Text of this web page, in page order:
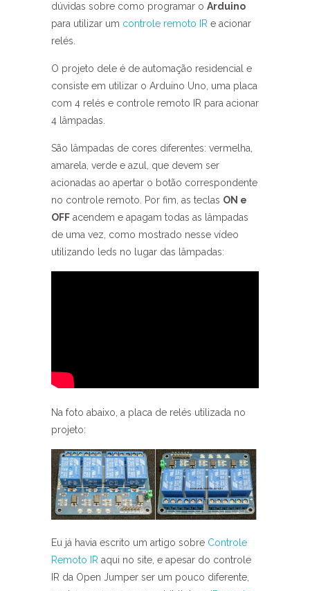
dúvidas sobre como programar o Arduino
para utilizar um controle remoto IR e acionar
relés.
O projeto dele é de automação residencial e
consiste em utilizar o Arduino Uno, uma placa
com 4 relés e controle remoto IR para acionar
4 lâmpadas.
São lâmpadas de cores diferentes: vermelha,
amarela, verde e azul, que devem ser
acionadas ao apertar o botão correspondente
no controle remoto. Por fim, as teclas ON e
OFF acendem e apagam todas as lâmpadas
de uma vez, como mostrado nesse vídeo
utilizando leds no lugar das lâmpadas:
Na foto abaixo, a placa de relés utilizada no
projeto:
Eu já havia escrito um artigo sobre Controle
Remoto IR aqui no site, e apesar do controle
IR da Open Jumper ser um pouco diferente,